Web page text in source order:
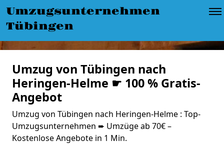
Umzugsunternehmen
Tübingen
Umzug von Tübingen nach
Heringen-Helme ☛ 100 % Gratis-
Angebot
Umzug von Tübingen nach Heringen-Helme : Top-
Umzugsunternehmen ➨ Umzüge ab 70€ –
Kostenlose Angebote in 1 Min.